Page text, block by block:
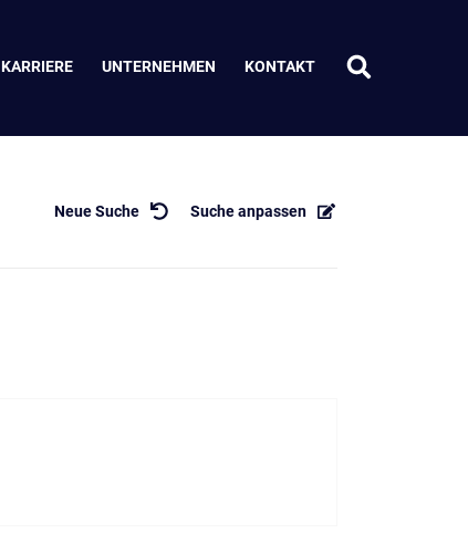
KARRIERE UNTERNEHMEN KONTAKT
Neue Suche Suche anpassen